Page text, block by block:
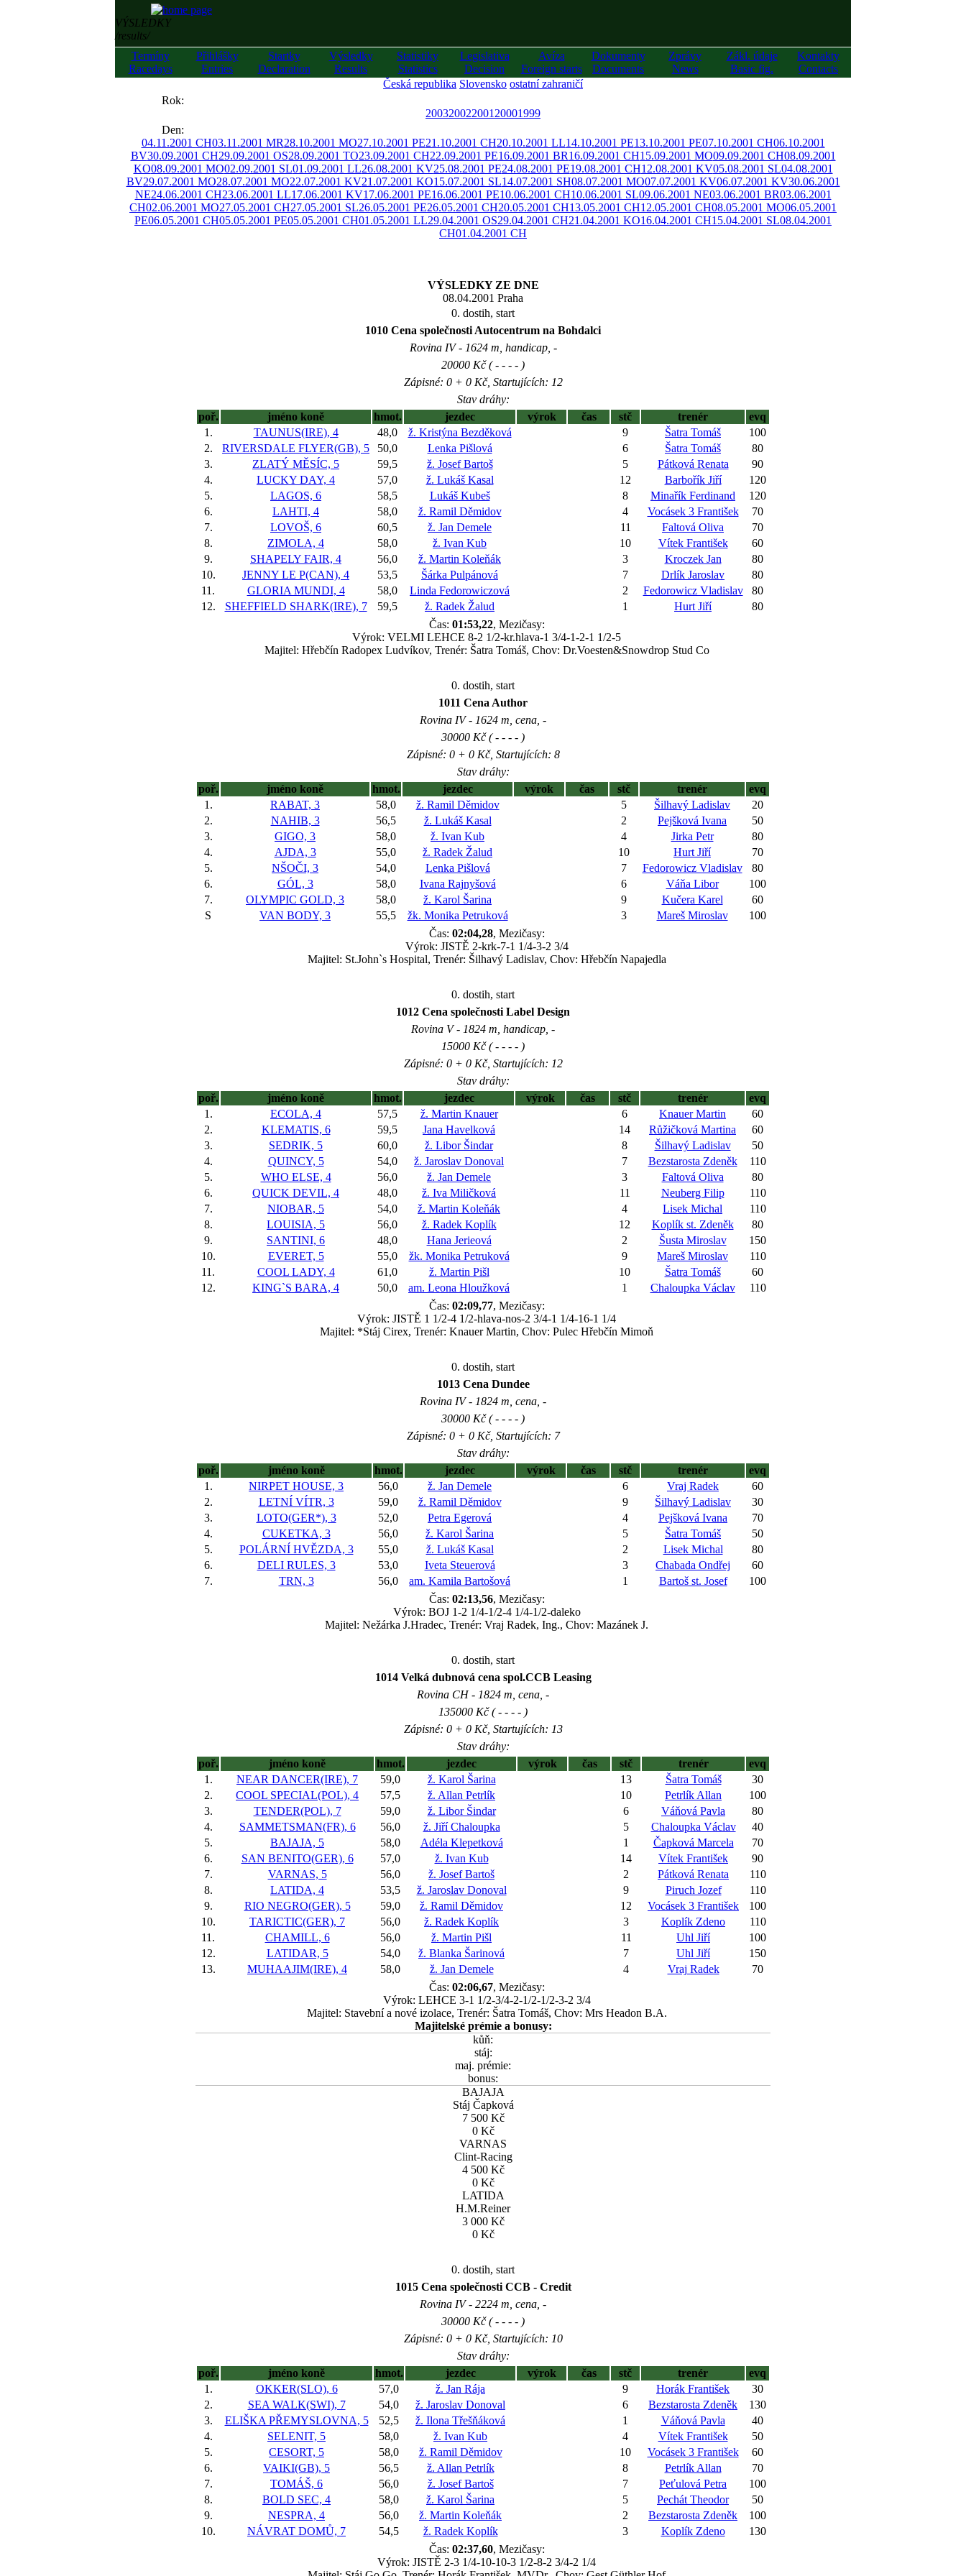
VÝSLEDKY
/results/
Termíny
Racedays
Přihlášky
Entries
Startky
Declaration
Výsledky
Results
Statistiky
Statistics
Legislativa
Decision
Avíza
Foreign starts
Dokumenty
Documents
Zprávy
News
Zákl. údaje
Basic fig.
Kontakty
Contacts
Česká republika Slovensko ostatní zahraničí
Rok:
200320022001 20001999
Den:
04.11.2001 CH03.11.2001 MR28.10.2001 MO27.10.2001 PE21.10.2001 CH20.10.2001 LL14.10.2001 PE13.10.2001 PE07.10.2001 CH06.10.2001
BV30.09.2001 CH29.09.2001 OS28.09.2001 TO23.09.2001 CH22.09.2001 PE16.09.2001 BR16.09.2001 CH15.09.2001 MO09.09.2001 CH08.09.2001
KO08.09.2001 MO02.09.2001 SL01.09.2001 LL26.08.2001 KV25.08.2001 PE24.08.2001 PE19.08.2001 CH12.08.2001 KV05.08.2001 SL04.08.2001
BV29.07.2001 MO28.07.2001 MO22.07.2001 KV21.07.2001 KO15.07.2001 SL14.07.2001 SH08.07.2001 MO07.07.2001 KV06.07.2001 KV30.06.2001
NE24.06.2001 CH23.06.2001 LL17.06.2001 KV17.06.2001 PE16.06.2001 PE10.06.2001 CH10.06.2001 SL09.06.2001 NE03.06.2001 BR03.06.2001
CH02.06.2001 MO27.05.2001 CH27.05.2001 SL26.05.2001 PE26.05.2001 CH20.05.2001 CH13.05.2001 CH12.05.2001 CH08.05.2001 MO06.05.2001
PE06.05.2001 CH05.05.2001 PE05.05.2001 CH01.05.2001 LL29.04.2001 OS29.04.2001 CH21.04.2001 KO16.04.2001 CH15.04.2001 SL08.04.2001
CH01.04.2001 CH
VÝSLEDKY ZE DNE
08.04.2001 Praha
0. dostih, start
1010 Cena společnosti Autocentrum na Bohdalci
Rovina IV - 1624 m, handicap, -
20000 Kč ( - - - - )
Zápisné: 0 + 0 Kč, Startujících: 12
Stav dráhy:
poř.
jméno koně hmot. jezdec výrok čas stč trenér
evq
1.
TAUNUS(IRE), 4 48,0 ž. Kristýna Bezděková 9 Šatra Tomáš
100
2.
RIVERSDALE FLYER(GB), 5 50,0 Lenka Pišlová 6 Šatra Tomáš
80
3.
ZLATÝ MĚSÍC, 5 59,5 ž. Josef Bartoš 5 Pátková Renata
90
4.
LUCKY DAY, 4 57,0 ž. Lukáš Kasal 12 Barbořík Jiří
120
5.
LAGOS, 6 58,5 Lukáš Kubeš 8 Minařík Ferdinand
120
6.
LAHTI, 4 58,0 ž. Ramil Děmidov 4 Vocásek 3 František
70
7.
LOVOŠ, 6 60,5 ž. Jan Demele 11 Faltová Oliva
70
8.
ZIMOLA, 4 58,0 ž. Ivan Kub 10 Vítek František
60
9.
SHAPELY FAIR, 4 56,0 ž. Martin Koleňák 3 Kroczek Jan
80
10.
JENNY LE P(CAN), 4 53,5 Šárka Pulpánová 7 Drlík Jaroslav
80
11.
GLORIA MUNDI, 4 58,0 Linda Fedorowiczová 2 Fedorowicz Vladislav
80
12.
SHEFFIELD SHARK(IRE), 7 59,5 ž. Radek Žalud 1 Hurt Jiří
80
Čas: 01:53,22, Mezičasy:
Výrok: VELMI LEHCE 8-2 1/2-kr.hlava-1 3/4-1-2-1 1/2-5
Majitel: Hřebčín Radopex Ludvíkov, Trenér: Šatra Tomáš, Chov: Dr.Voesten&Snowdrop Stud Co
0. dostih, start
1011 Cena Author
Rovina IV - 1624 m, cena, -
30000 Kč ( - - - - )
Zápisné: 0 + 0 Kč, Startujících: 8
Stav dráhy:
poř.
jméno koně hmot. jezdec výrok čas stč trenér
evq
1.
RABAT, 3 58,0 ž. Ramil Děmidov 5 Šilhavý Ladislav
20
2.
NAHIB, 3 56,5 ž. Lukáš Kasal 2 Pejšková Ivana
50
3.
GIGO, 3 58,0 ž. Ivan Kub 4 Jirka Petr
80
4.
AJDA, 3 55,0 ž. Radek Žalud 10 Hurt Jiří
70
5.
NŠOČI, 3 54,0 Lenka Pišlová 7 Fedorowicz Vladislav
80
6.
GÓL, 3 58,0 Ivana Rajnyšová 6 Váňa Libor
100
7.
OLYMPIC GOLD, 3 58,0 ž. Karol Šarina 9 Kučera Karel
60
S
VAN BODY, 3 55,5 žk. Monika Petruková 3 Mareš Miroslav
100
Čas: 02:04,28, Mezičasy:
Výrok: JISTĚ 2-krk-7-1 1/4-3-2 3/4
Majitel: St.John`s Hospital, Trenér: Šilhavý Ladislav, Chov: Hřebčín Napajedla
0. dostih, start
1012 Cena společnosti Label Design
Rovina V - 1824 m, handicap, -
15000 Kč ( - - - - )
Zápisné: 0 + 0 Kč, Startujících: 12
Stav dráhy:
poř.
jméno koně hmot. jezdec výrok čas stč trenér
evq
1.
ECOLA, 4 57,5 ž. Martin Knauer 6 Knauer Martin
60
2.
KLEMATIS, 6 59,5 Jana Havelková 14 Růžičková Martina
60
3.
SEDRIK, 5 60,0 ž. Libor Šindar 8 Šilhavý Ladislav
50
4.
QUINCY, 5 54,0 ž. Jaroslav Donoval 7 Bezstarosta Zdeněk
110
5.
WHO ELSE, 4 56,0 ž. Jan Demele 3 Faltová Oliva
80
6.
QUICK DEVIL, 4 48,0 ž. Iva Miličková 11 Neuberg Filip
110
7.
NIOBAR, 5 54,0 ž. Martin Koleňák 4 Lisek Michal
110
8.
LOUISIA, 5 56,0 ž. Radek Koplík 12 Koplík st. Zdeněk
80
9.
SANTINI, 6 48,0 Hana Jerieová 2 Šusta Miroslav
150
10.
EVERET, 5 55,0 žk. Monika Petruková 9 Mareš Miroslav
110
11.
COOL LADY, 4 61,0 ž. Martin Pišl 10 Šatra Tomáš
60
12.
KING`S BARA, 4 50,0 am. Leona Hloužková 1 Chaloupka Václav
110
Čas: 02:09,77, Mezičasy:
Výrok: JISTĚ 1 1/2-4 1/2-hlava-nos-2 3/4-1 1/4-16-1 1/4
Majitel: *Stáj Cirex, Trenér: Knauer Martin, Chov: Pulec Hřebčín Mimoň
0. dostih, start
1013 Cena Dundee
Rovina IV - 1824 m, cena, -
30000 Kč ( - - - - )
Zápisné: 0 + 0 Kč, Startujících: 7
Stav dráhy:
poř.
jméno koně hmot. jezdec výrok čas stč trenér
evq
1.
NIRPET HOUSE, 3 56,0 ž. Jan Demele 6 Vraj Radek
60
2.
LETNÍ VÍTR, 3 59,0 ž. Ramil Děmidov 9 Šilhavý Ladislav
30
3.
LOTO(GER*), 3 52,0 Petra Egerová 4 Pejšková Ivana
70
4.
CUKETKA, 3 56,0 ž. Karol Šarina 5 Šatra Tomáš
50
5.
POLÁRNÍ HVĚZDA, 3 55,0 ž. Lukáš Kasal 2 Lisek Michal
80
6.
DELI RULES, 3 53,0 Iveta Steuerová 3 Chabada Ondřej
60
7.
TRN, 3 56,0 am. Kamila Bartošová 1 Bartoš st. Josef
100
Čas: 02:13,56, Mezičasy:
Výrok: BOJ 1-2 1/4-1/2-4 1/4-1/2-daleko
Majitel: Nežárka J.Hradec, Trenér: Vraj Radek, Ing., Chov: Mazánek J.
0. dostih, start
1014 Velká dubnová cena spol.CCB Leasing
Rovina CH - 1824 m, cena, -
135000 Kč ( - - - - )
Zápisné: 0 + 0 Kč, Startujících: 13
Stav dráhy:
poř.
jméno koně hmot. jezdec výrok čas stč trenér
evq
1.
NEAR DANCER(IRE), 7 59,0 ž. Karol Šarina 13 Šatra Tomáš
30
2.
COOL SPECIAL(POL), 4 57,5 ž. Allan Petrlík 10 Petrlík Allan
100
3.
TENDER(POL), 7 59,0 ž. Libor Šindar 6 Váňová Pavla
80
4.
SAMMETSMAN(FR), 6 56,0 ž. Jiří Chaloupka 5 Chaloupka Václav
40
5.
BAJAJA, 5 58,0 Adéla Klepetková 1 Čapková Marcela
70
6.
SAN BENITO(GER), 6 57,0 ž. Ivan Kub 14 Vítek František
90
7.
VARNAS, 5 56,0 ž. Josef Bartoš 2 Pátková Renata
110
8.
LATIDA, 4 53,5 ž. Jaroslav Donoval 9 Piruch Jozef
110
9.
RIO NEGRO(GER), 5 59,0 ž. Ramil Děmidov 12 Vocásek 3 František
100
10.
TARICTIC(GER), 7 56,0 ž. Radek Koplík 3 Koplík Zdeno
110
11.
CHAMILL, 6 56,0 ž. Martin Pišl 11 Uhl Jiří
100
12.
LATIDAR, 5 54,0 ž. Blanka Šarinová 7 Uhl Jiří
150
13.
MUHAAJIM(IRE), 4 58,0 ž. Jan Demele 4 Vraj Radek
70
Čas: 02:06,67, Mezičasy:
Výrok: LEHCE 3-1 1/2-3/4-2-1/2-1/2-3-2 3/4
Majitel: Stavební a nové izolace, Trenér: Šatra Tomáš, Chov: Mrs Headon B.A.
Majitelské prémie a bonusy:
kůň:
stáj:
maj. prémie:
bonus:
BAJAJA
Stáj Čapková
7 500 Kč
0 Kč
VARNAS
Clint-Racing
4 500 Kč
0 Kč
LATIDA
H.M.Reiner
3 000 Kč
0 Kč
0. dostih, start
1015 Cena společnosti CCB - Credit
Rovina IV - 2224 m, cena, -
30000 Kč ( - - - - )
Zápisné: 0 + 0 Kč, Startujících: 10
Stav dráhy:
poř.
jméno koně hmot. jezdec výrok čas stč trenér
evq
1.
OKKER(SLO), 6 57,0 ž. Jan Rája 9 Horák František
30
2.
SEA WALK(SWI), 7 54,0 ž. Jaroslav Donoval 6 Bezstarosta Zdeněk
130
3.
ELIŠKA PŘEMYSLOVNA, 5 52,5 ž. Ilona Třešňáková 1 Váňová Pavla
40
4.
SELENIT, 5 58,0 ž. Ivan Kub 4 Vítek František
50
5.
CESORT, 5 58,0 ž. Ramil Děmidov 10 Vocásek 3 František
60
6.
VAIKI(GB), 5 56,5 ž. Allan Petrlík 8 Petrlík Allan
70
7.
TOMÁŠ, 6 56,0 ž. Josef Bartoš 7 Peťulová Petra
100
8.
BOLD SEC, 4 58,0 ž. Karol Šarina 5 Pechát Theodor
50
9.
NESPRA, 4 56,0 ž. Martin Koleňák 2 Bezstarosta Zdeněk
100
10.
NÁVRAT DOMŮ, 7 54,5 ž. Radek Koplík 3 Koplík Zdeno
130
Čas: 02:37,60, Mezičasy:
Výrok: JISTĚ 2-3 1/4-10-10-3 1/2-8-2 3/4-2 1/4